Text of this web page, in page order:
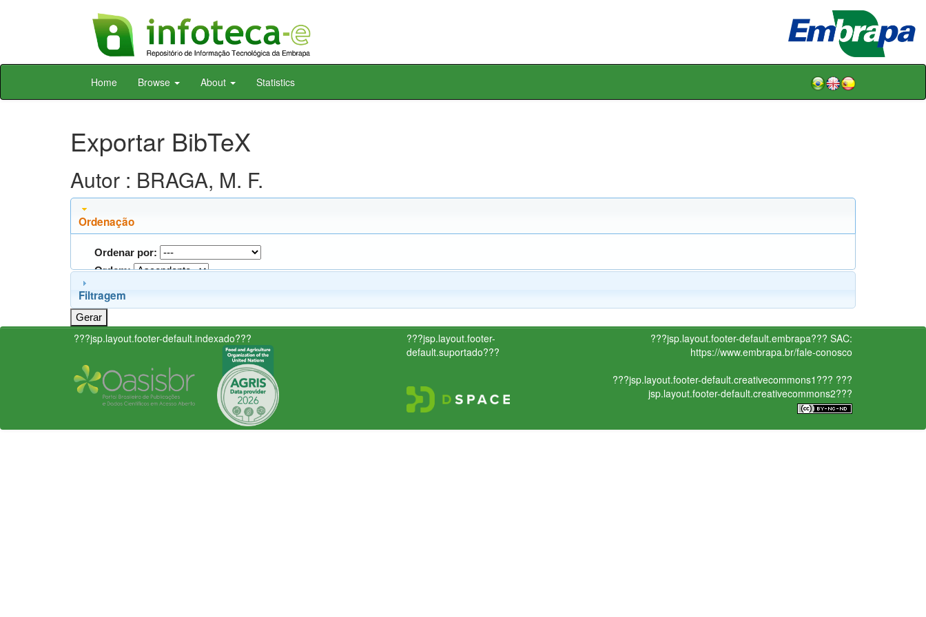
Skip
Home Browse About Statistics
Exportar BibTeX
Autor : BRAGA, M. F.
Ordenação
Ordenar por:
Ordem:
Filtragem
???jsp.layout.footer-default.indexado???
???jsp.layout.footer-
default.suportado???
???jsp.layout.footer-default.embrapa??? SAC:
https://www.embrapa.br/fale-conosco
???jsp.layout.footer-default.creativecommons1??? ???
jsp.layout.footer-default.creativecommons2???